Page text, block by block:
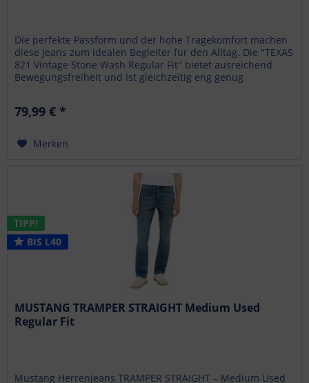
Die perfekte Passform und der hohe Tragekomfort machen
diese Jeans zum idealen Begleiter für den Alltag. Die "TEXAS
821 Vintage Stone Wash Regular Fit" bietet ausreichend
Bewegungsfreiheit und ist gleichzeitig eng genug
79,99 € *
Merken
TIPP!
BIS L40
MUSTANG TRAMPER STRAIGHT Medium Used
Regular Fit
Mustang Herrenjeans TRAMPER STRAIGHT – Medium Used